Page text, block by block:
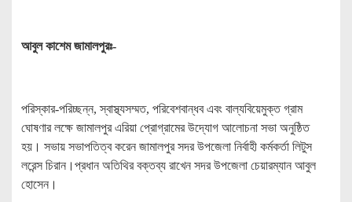
আবুল কাশেম জামালপুরঃ-
পরিস্কার-পরিচ্ছন্ন, স্বাস্থ্যসম্মত, পরিবেশবান্ধব এবং বাল্যবিয়েমুক্ত গ্রাম
ঘোষণার লক্ষে জামালপুর এরিয়া প্রোগ্রামের উদ্যোগ আলোচনা সভা অনুষ্ঠিত
হয়। সভায় সভাপতিত্ব করেন জামালপুর সদর উপজেলা নির্বাহী কর্মকর্তা লিটুস
লরেন্স চিরান।প্রধান অতিথির বক্তব্য রাখেন সদর উপজেলা চেয়ারম্যান আবুল
হোসেন।